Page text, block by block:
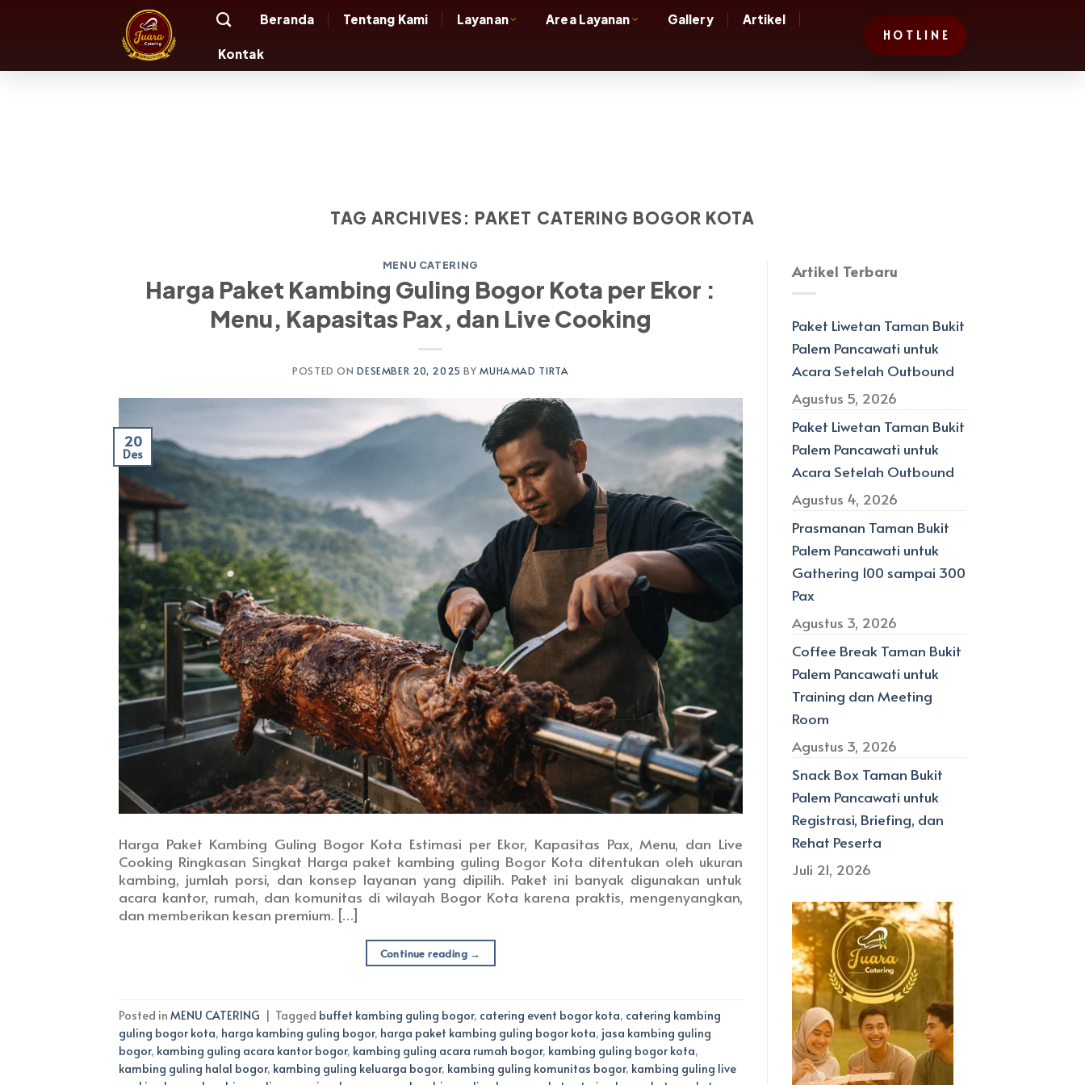
Beranda Tentang Kami Layanan Area Layanan Gallery Artikel
Kontak
H O T L I N E
TAG ARCHIVES: PAKET CATERING BOGOR KOTA
MENU CATERING
Harga Paket Kambing Guling Bogor Kota per Ekor :
Menu, Kapasitas Pax, dan Live Cooking
POSTED ONDESEMBER 20, 2025 BYMUHAMAD TIRTA
20
Des
Harga Paket Kambing Guling Bogor Kota Estimasi per Ekor, Kapasitas Pax, Menu, dan Live
Cooking Ringkasan Singkat Harga paket kambing guling Bogor Kota ditentukan oleh ukuran
kambing, jumlah porsi, dan konsep layanan yang dipilih. Paket ini banyak digunakan untuk
acara kantor, rumah, dan komunitas di wilayah Bogor Kota karena praktis, mengenyangkan,
dan memberikan kesan premium. […]
Continue reading →
Posted in MENU CATERING | Tagged buffet kambing guling bogor, catering event bogor kota, catering kambing
guling bogor kota, harga kambing guling bogor, harga paket kambing guling bogor kota, jasa kambing guling
bogor, kambing guling acara kantor bogor, kambing guling acara rumah bogor, kambing guling bogor kota,
kambing guling halal bogor, kambing guling keluarga bogor, kambing guling komunitas bogor, kambing guling live
Artikel Terbaru
Paket Liwetan Taman Bukit
Palem Pancawati untuk
Acara Setelah Outbound
Agustus 5, 2026
Paket Liwetan Taman Bukit
Palem Pancawati untuk
Acara Setelah Outbound
Agustus 4, 2026
Prasmanan Taman Bukit
Palem Pancawati untuk
Gathering 100 sampai 300
Pax
Agustus 3, 2026
Coffee Break Taman Bukit
Palem Pancawati untuk
Training dan Meeting
Room
Agustus 3, 2026
Snack Box Taman Bukit
Palem Pancawati untuk
Registrasi, Briefing, dan
Rehat Peserta
Juli 21, 2026